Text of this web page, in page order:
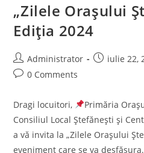
Excelenței
Și
Tradiției
La
Centrul
Ștefănești
„Zilele Orașului
Ediția 2024
Post
author:
Administrator
Postiulie 22,
Post0 Comments
Dragi locuitori,
Primăria
Consiliul Local Ștefănești și
a vă invita la „Zilele Orașului
eveniment care se va